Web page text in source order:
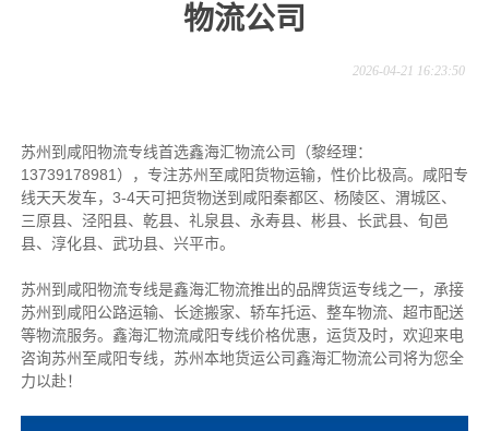
物流公司
2026-04-21 16:23:50
苏州到咸阳物流专线首选鑫海汇物流公司（黎经理：
13739178981），专注苏州至咸阳货物运输，性价比极高。 咸阳专
线天天发车，3-4天可把货物送到咸阳秦都区、杨陵区、渭城区、
三原县、泾阳县、乾县、礼泉县、永寿县、彬县、长武县、旬邑
县、淳化县、武功县、兴平市。
苏州到咸阳物流专线是鑫海汇物流推出的品牌货运专线之一， 承接
苏州到咸阳公路运输、长途搬家、轿车托运、整车物流、超市配送
等物流服务。 鑫海汇物流咸阳专线价格优惠，运货及时，欢迎来电
咨询苏州至咸阳专线，苏州本地货运公司鑫海汇物流公司将为您全
力以赴！